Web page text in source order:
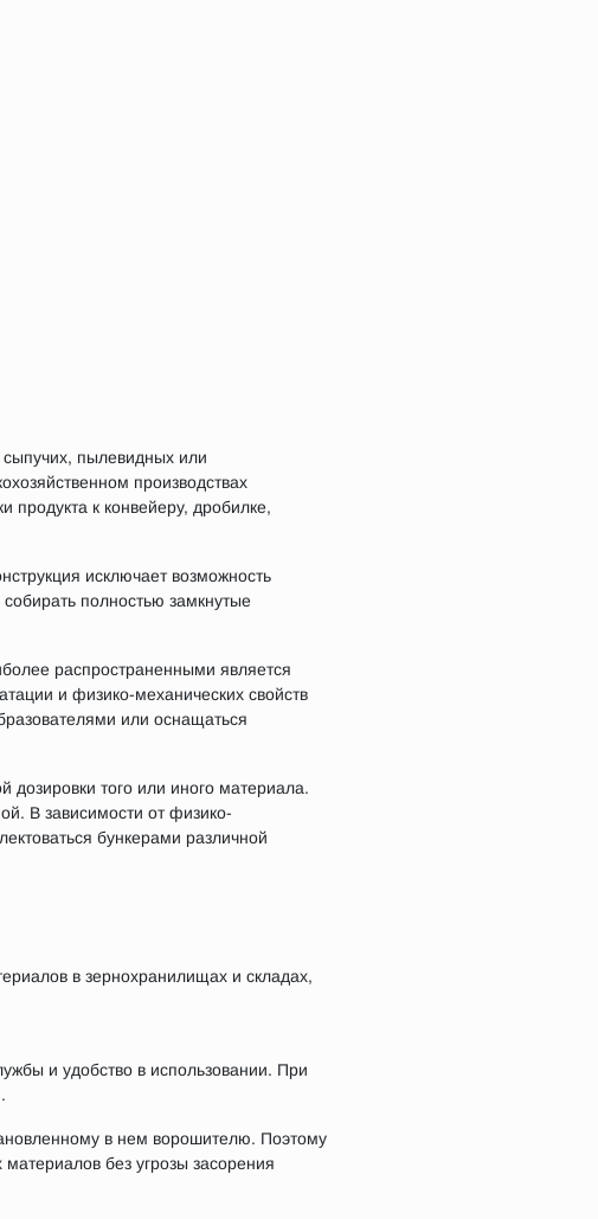
пылевидных или
производствах
к конвейеру, дробилке,
исключает возможность
полностью замкнутые
распространенными является
и физико-механических свойств
или оснащаться
дозировки того или иного материала.
В зависимости от физико-
бункерами различной
в зернохранилищах и складах,
и удобство в использовании. При
в нем ворошителю. Поэтому
без угрозы засорения